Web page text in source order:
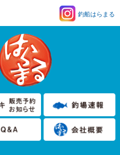
釣船はらまる